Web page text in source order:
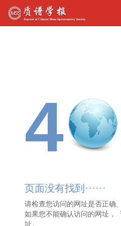
4
页面没有找到······
请检查您访问的网址是否正确,
如果您不能确认访问的网址，
址。